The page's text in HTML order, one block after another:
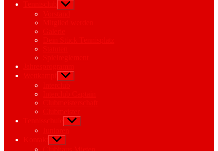
Untermenü
anzeigen
Untermenü
anzeigen
Untermenü
anzeigen
Untermenü
anzeigen